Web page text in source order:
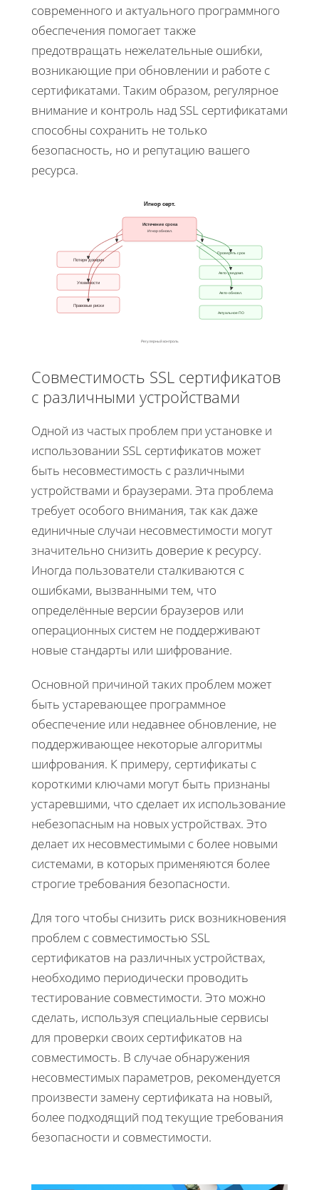
современного и актуального программного
обеспечения помогает также
предотвращать нежелательные ошибки,
возникающие при обновлении и работе с
сертификатами. Таким образом, регулярное
внимание и контроль над SSL сертификатами
способны сохранить не только
безопасность, но и репутацию вашего
ресурса.
Игнор серт.
Истечение срока
Игнор обновл.
Потеря доверия
Уязвимости
Правовые риски
Проверять срок
Авто-уведомл.
Авто-обновл.
Актуальное ПО
Регулярный контроль
Совместимость SSL сертификатов
с различными устройствами
Одной из частых проблем при установке и
использовании SSL сертификатов может
быть несовместимость с различными
устройствами и браузерами. Эта проблема
требует особого внимания, так как даже
единичные случаи несовместимости могут
значительно снизить доверие к ресурсу.
Иногда пользователи сталкиваются с
ошибками, вызванными тем, что
определённые версии браузеров или
операционных систем не поддерживают
новые стандарты или шифрование.
Основной причиной таких проблем может
быть устаревающее программное
обеспечение или недавнее обновление, не
поддерживающее некоторые алгоритмы
шифрования. К примеру, сертификаты с
короткими ключами могут быть признаны
устаревшими, что сделает их использование
небезопасным на новых устройствах. Это
делает их несовместимыми с более новыми
системами, в которых применяются более
строгие требования безопасности.
Для того чтобы снизить риск возникновения
проблем с совместимостью SSL
сертификатов на различных устройствах,
необходимо периодически проводить
тестирование совместимости. Это можно
сделать, используя специальные сервисы
для проверки своих сертификатов на
совместимость. В случае обнаружения
несовместимых параметров, рекомендуется
произвести замену сертификата на новый,
более подходящий под текущие требования
безопасности и совместимости.